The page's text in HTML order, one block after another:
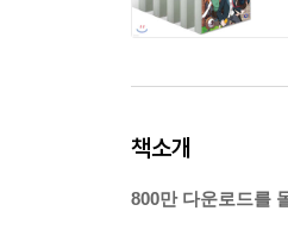
책소개
800만 다운로드를